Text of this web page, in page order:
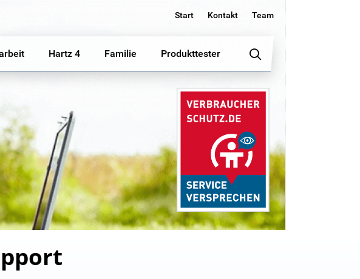
Start Kontakt Team
Hartz 4 Familie Produkttester